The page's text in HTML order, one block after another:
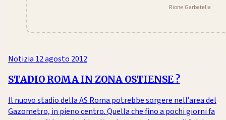
Notizia 12 agosto 2012
STADIO ROMA IN ZONA OSTIENSE ?
Il nuovo stadio della AS Roma potrebbe sorgere nell’area del
Gazometro, in pieno centro. Quella che fino a pochi giorni fa